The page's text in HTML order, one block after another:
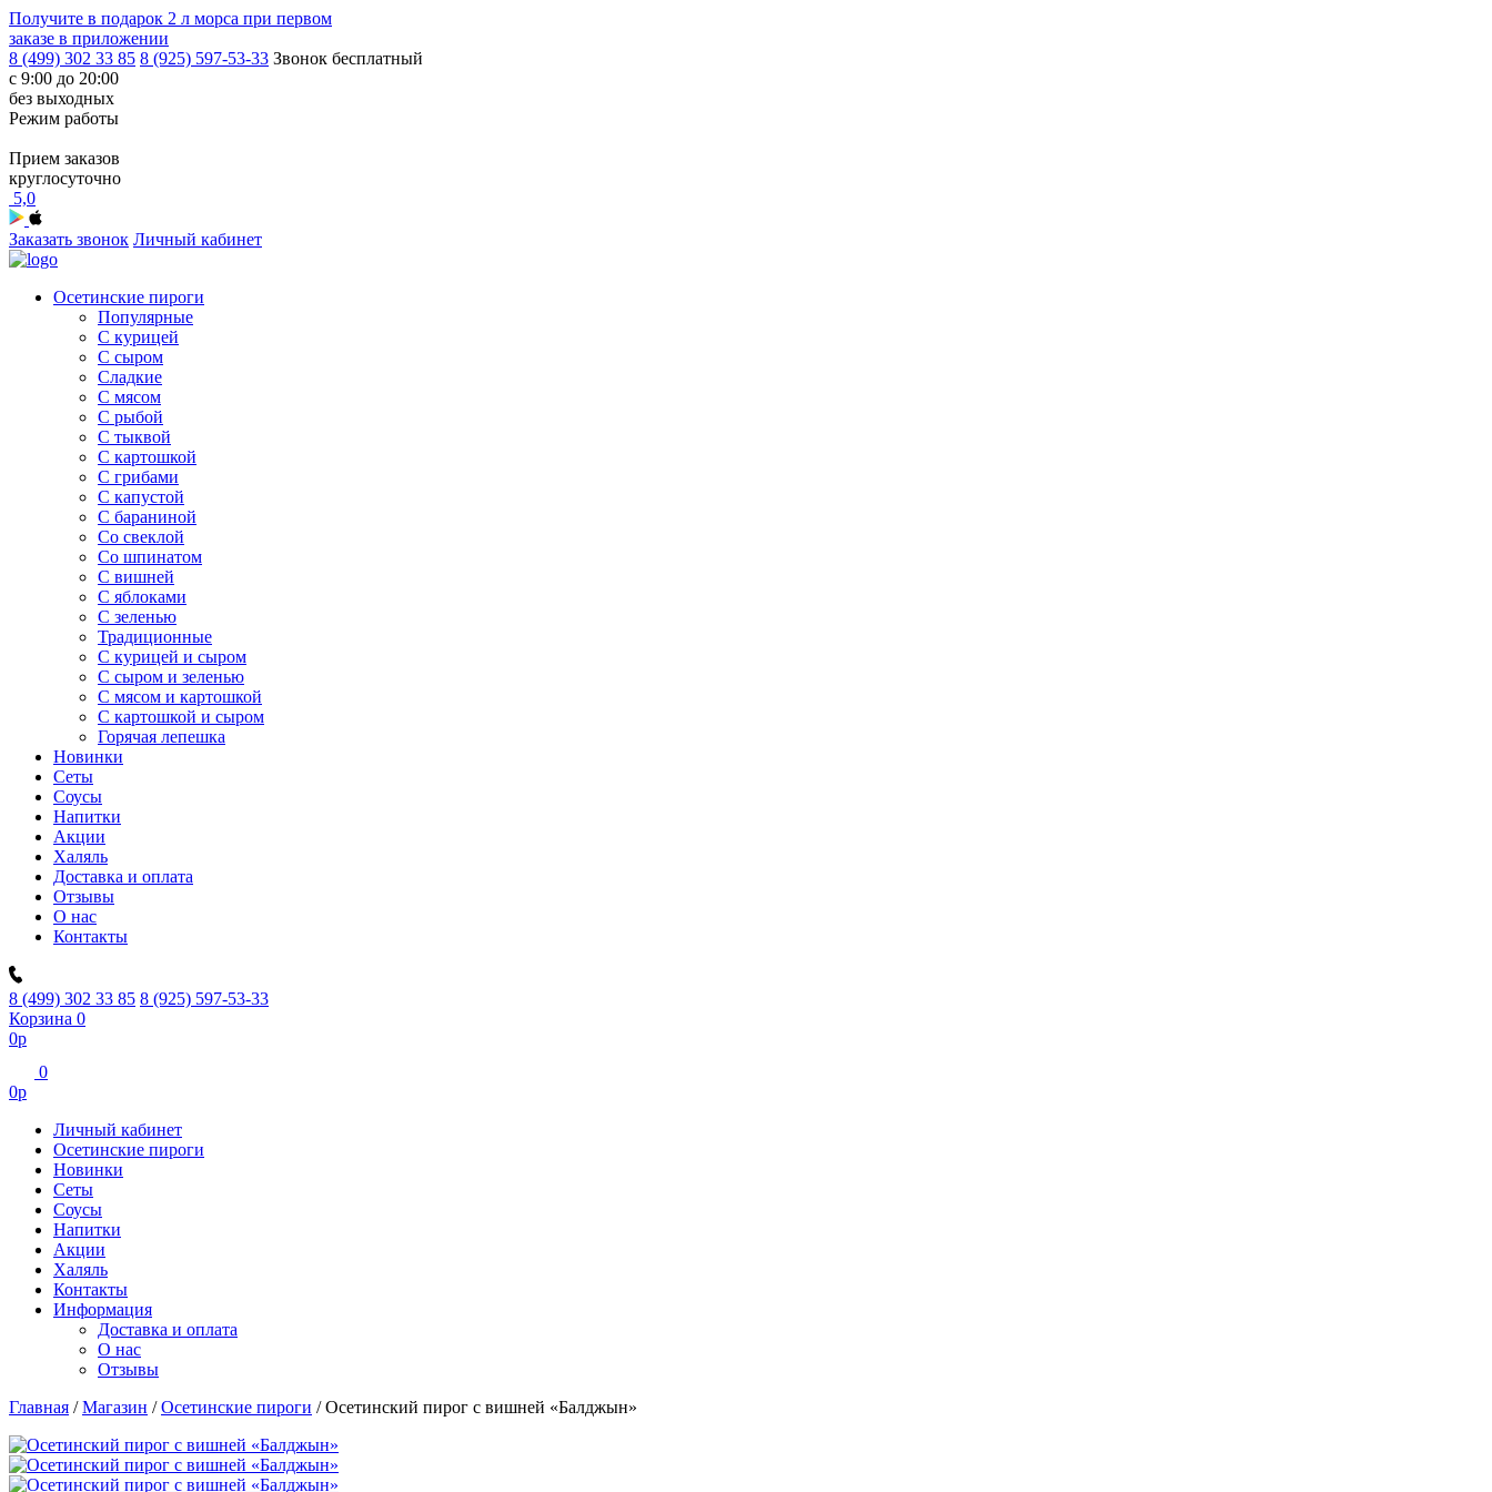
Получите в подарок 2 л морса при первом
заказе в приложении
8 (499) 302 33 85 8 (925) 597-53-33 Звонок бесплатный
с 9:00 до 20:00
без выходных
Режим работы
Прием заказов
круглосуточно
5,0
Заказать звонок Личный кабинет
Осетинские пироги
Популярные
С курицей
С сыром
Сладкие
С мясом
С рыбой
С тыквой
С картошкой
С грибами
С капустой
C бараниной
Со свеклой
Со шпинатом
С вишней
С яблоками
С зеленью
Традиционные
С курицей и сыром
С сыром и зеленью
С мясом и картошкой
С картошкой и сыром
Горячая лепешка
Новинки
Сеты
Соусы
Напитки
Акции
Халяль
Доставка и оплата
Отзывы
О нас
Контакты
8 (499) 302 33 85 8 (925) 597-53-33
Корзина 0
0р
0
0р
Личный кабинет
Осетинские пироги
Новинки
Сеты
Соусы
Напитки
Акции
Халяль
Контакты
Информация
Доставка и оплата
О нас
Отзывы
Главная /Магазин /Осетинские пироги /Осетинский пирог с вишней «Балджын»